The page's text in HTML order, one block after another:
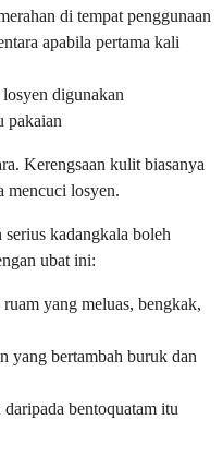
di tempat penggunaan
apabila pertama kali
digunakan
pakaian
Kerengsaan kulit biasanya
mencuci losyen.
kadangkala boleh
ubat ini:
yang meluas, bengkak,
yang bertambah buruk dan
bentoquatam itu